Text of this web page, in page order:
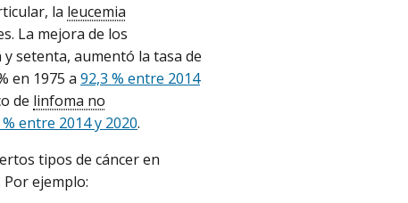
la leucemia
La mejora de los
setenta, aumentó la tasa de
en 1975 a 92,3 % entre 2014
de linfoma no
entre 2014 y 2020.
tipos de cáncer en
ejemplo: